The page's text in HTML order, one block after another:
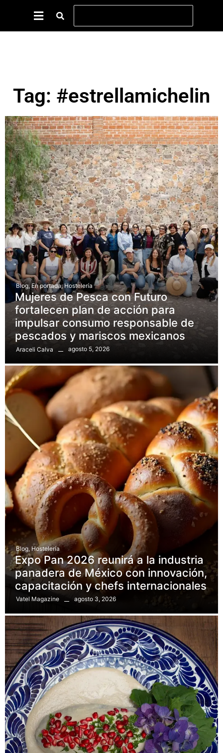
Tag: #estrellamichelin
Blog, En portada, Hostelería
Mujeres de Pesca con Futuro
fortalecen plan de acción para
impulsar consumo responsable de
pescados y mariscos mexicanos
Araceli Calva agosto 5, 2026
Blog, Hostelería
Expo Pan 2026 reunirá a la industria
panadera de México con innovación,
capacitación y chefs internacionales
Vatel Magazine agosto 3, 2026